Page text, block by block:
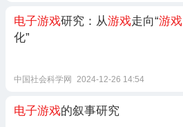
电子游戏研究：从游戏走向“游戏
化”
中国社会科学网 2024-12-26 14:54
电子游戏的叙事研究